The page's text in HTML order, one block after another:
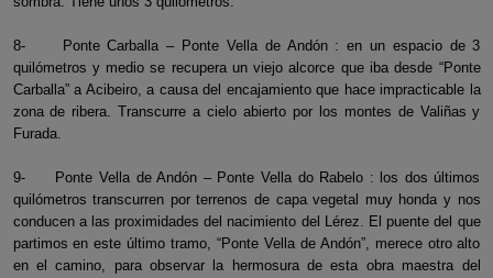
8- Ponte Carballa – Ponte Vella de Andón : en un espacio de 3
quilómetros y medio se recupera un viejo alcorce que iba desde “Ponte
Carballa” a Acibeiro, a causa del encajamiento que hace impracticable la
zona de ribera. Transcurre a cielo abierto por los montes de Valiñas y
Furada.
9- Ponte Vella de Andón – Ponte Vella do Rabelo : los dos últimos
quilómetros transcurren por terrenos de capa vegetal muy honda y nos
conducen a las proximidades del nacimiento del Lérez. El puente del que
partimos en este último tramo, “Ponte Vella de Andón”, merece otro alto
en el camino, para observar la hermosura de esta obra maestra del